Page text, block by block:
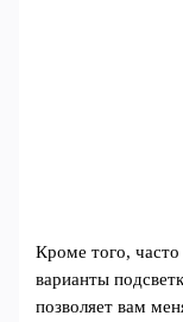
Кроме того,
варианты
позволяет вам